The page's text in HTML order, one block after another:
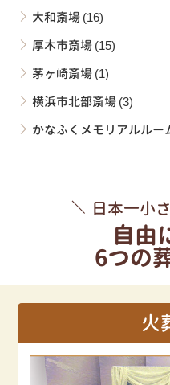
大和斎場(16)
厚木市斎場(15)
茅ヶ崎斎場(1)
横浜市北部斎場(3)
かなふくメモリアルルー
日本一小
自由
6つの
火